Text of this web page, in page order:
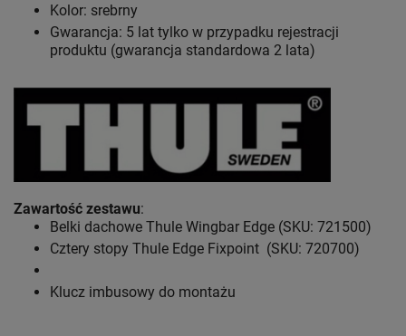
Kolor: srebrny
Gwarancja: 5 lat tylko w przypadku rejestracji
produktu (gwarancja standardowa 2 lata)
Zawartość zestawu:
Belki dachowe Thule Wingbar Edge (SKU: 721500)
Cztery stopy Thule Edge Fixpoint (SKU: 720700)
Klucz imbusowy do montażu